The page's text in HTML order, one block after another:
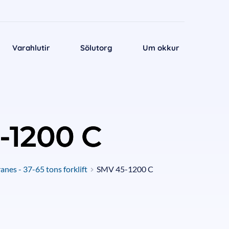
Varahlutir Sölutorg Um okkur
C
- 37-65 tons forklift SMV 45-1200 C